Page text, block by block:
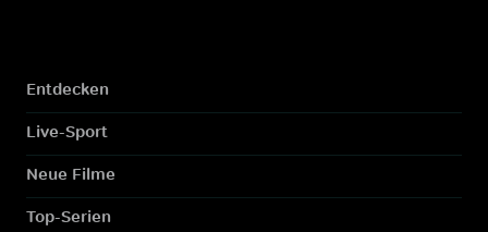
Entdecken
Live-Sport
Neue Filme
Top-Serien